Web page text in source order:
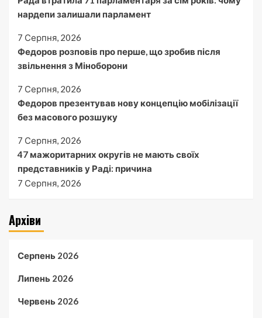
нардепи залишали парламент
7 Серпня, 2026
Федоров розповів про перше, що зробив після
звільнення з Міноборони
7 Серпня, 2026
Федоров презентував нову концепцію мобілізації
без масового розшуку
7 Серпня, 2026
47 мажоритарних округів не мають своїх
представників у Раді: причина
7 Серпня, 2026
Архіви
Серпень 2026
Липень 2026
Червень 2026